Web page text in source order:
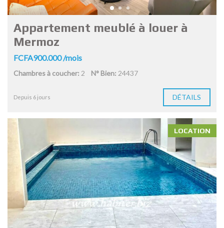
Appartement meublé à louer à
Mermoz
FCFA900.000 /mois
Chambres à coucher: 2 N° Bien: 24437
Depuis 6 jours DÉTAILS
LOCATION